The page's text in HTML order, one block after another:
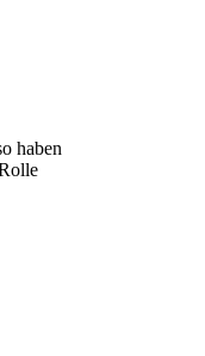
haben